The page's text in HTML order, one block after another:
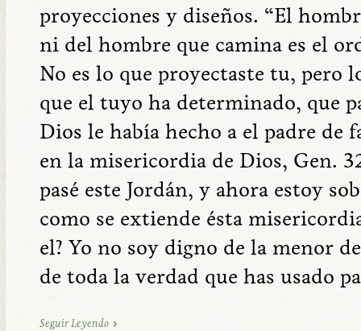
proyecciones y diseños. “El
ni del hombre que camina es el
No es lo que proyectaste tu, pero
que el tuyo ha determinado, que
Dios le había hecho a el padre de
en la misericordia de Dios, Gen.
pasé este Jordán, y ahora estoy
como se extiende ésta
el? Yo no soy digno de la menor
de toda la verdad que has usado
Seguir Leyendo